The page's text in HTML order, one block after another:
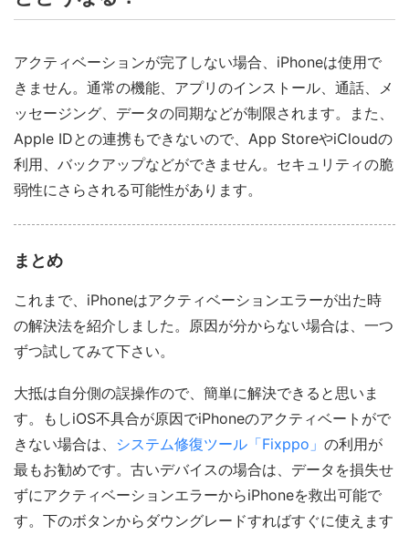
アクティベーションが完了しない場合、iPhoneは使用で
きません。通常の機能、アプリのインストール、通話、メ
ッセージング、データの同期などが制限されます。また、
Apple IDとの連携もできないので、App StoreやiCloudの
利用、バックアップなどができません。セキュリティの脆
弱性にさらされる可能性があります。
まとめ
これまで、iPhoneはアクティベーションエラーが出た時
の解決法を紹介しました。原因が分からない場合は、一つ
ずつ試してみて下さい。
大抵は自分側の誤操作ので、簡単に解決できると思いま
す。もしiOS不具合が原因でiPhoneのアクティベートがで
きない場合は、 システム修復ツール「Fixppo」 の利用が
最もお勧めです。古いデバイスの場合は、データを損失せ
ずにアクティベーションエラーからiPhoneを救出可能で
す。下のボタンからダウングレードすればすぐに使えます